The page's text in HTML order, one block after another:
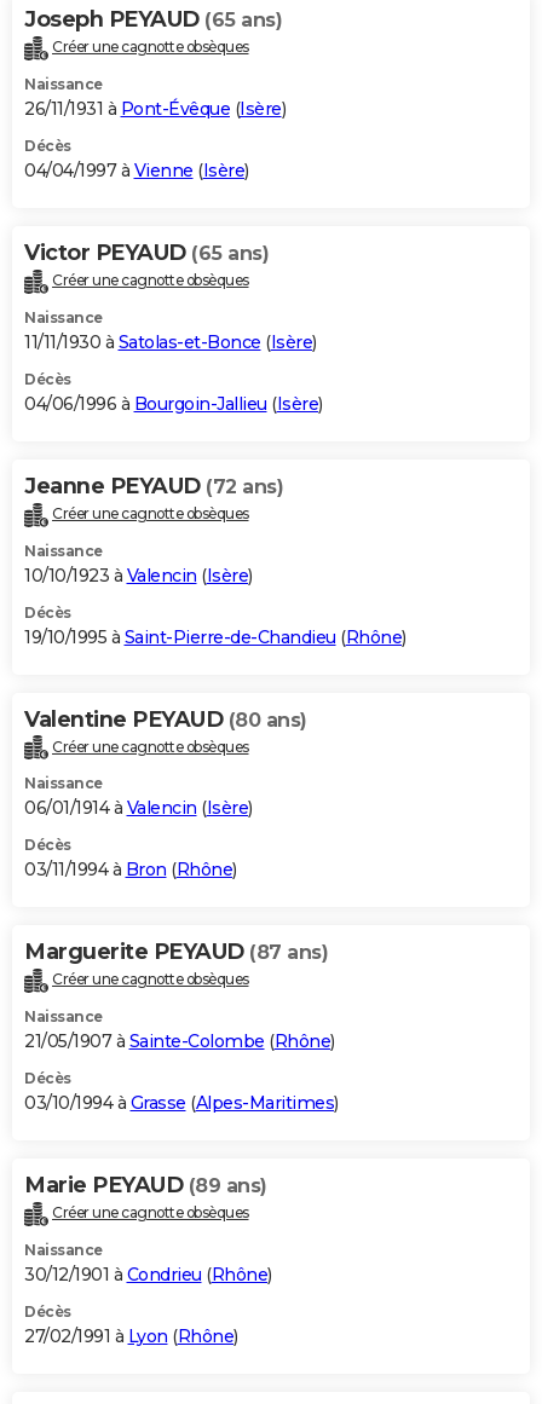
Joseph PEYAUD (65 ans)
Créer une cagnotte obsèques
Naissance
26/11/1931 à Pont-Évêque (Isère)
Décès
04/04/1997 à Vienne (Isère)
Victor PEYAUD (65 ans)
Créer une cagnotte obsèques
Naissance
11/11/1930 à Satolas-et-Bonce (Isère)
Décès
04/06/1996 à Bourgoin-Jallieu (Isère)
Jeanne PEYAUD (72 ans)
Créer une cagnotte obsèques
Naissance
10/10/1923 à Valencin (Isère)
Décès
19/10/1995 à Saint-Pierre-de-Chandieu (Rhône)
Valentine PEYAUD (80 ans)
Créer une cagnotte obsèques
Naissance
06/01/1914 à Valencin (Isère)
Décès
03/11/1994 à Bron (Rhône)
Marguerite PEYAUD (87 ans)
Créer une cagnotte obsèques
Naissance
21/05/1907 à Sainte-Colombe (Rhône)
Décès
03/10/1994 à Grasse (Alpes-Maritimes)
Marie PEYAUD (89 ans)
Créer une cagnotte obsèques
Naissance
30/12/1901 à Condrieu (Rhône)
Décès
27/02/1991 à Lyon (Rhône)